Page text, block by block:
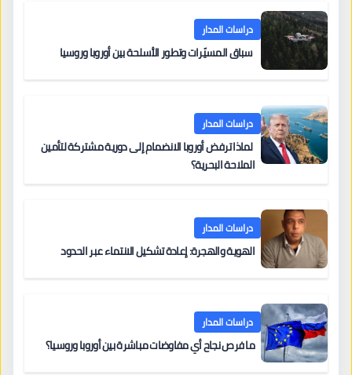
دراسات المدار
سباق المسيّرات وتطور الأسلحة بين أوروبا وروسيا
دراسات المدار
لماذا ترفض أوروبا الانضمام إلى دورية مشتركة لتأمين
الملاحة البحرية؟
دراسات المدار
الهوية والهجرة: إعادة تشكيل الانتماء عبر الحدود
دراسات المدار
ما فرص نجاح أي مفاوضات مباشرة بين أوروبا وروسيا؟